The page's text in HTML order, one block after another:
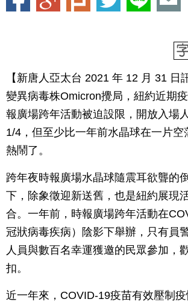
【新唐人亞太台 2021 年 12 月 31 日
變異病毒株Omicron攪局，紐約近期
報廣場跨年活動被迫設限，開放入場
1/4，但至少比一年前水晶球在一片空
熱鬧了。
跨年夜時報廣場水晶球隨震耳欲聾的
下，除象徵迎新送舊，也是紐約展現
合。一年前，時報廣場跨年活動在
冠狀病毒疾病）陰影下舉辦，只有員
人員與數百名幸運獲邀的民眾參加，
扣。
近一年來，COVID-19疫苗有效壓制